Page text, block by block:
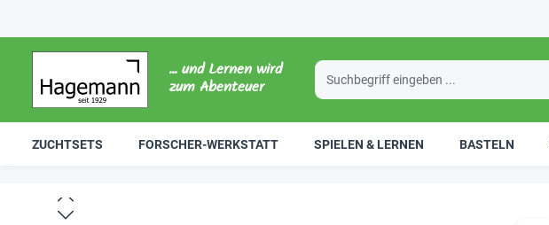
... und Lernen wird
zum Abenteuer
ZUCHTSETS FORSCHER-WERKSTATT SPIELEN & LERNEN BASTELN